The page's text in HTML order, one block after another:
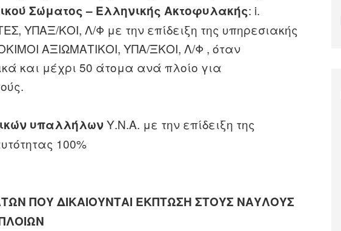
Σώματος – Ελληνικής Ακτοφυλακής: i.
ΥΠΑΞ/ΚΟΙ, Λ/Φ με την επίδειξη της υπηρεσιακής
ΑΞΙΩΜΑΤΙΚΟΙ, ΥΠΑ/ΞΚΟΙ, Λ/Φ , όταν
και μέχρι 50 άτομα ανά πλοίο για
υπαλλήλωνΥ.Ν.Α. με την επίδειξη της
100%
ΠΟΥ ΔΙΚΑΙΟΥΝΤΑΙ ΕΚΠΤΩΣΗ ΣΤΟΥΣ ΝΑΥΛΟΥΣ